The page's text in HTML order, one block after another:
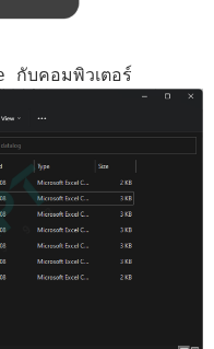
บคอมพิวเตอร์